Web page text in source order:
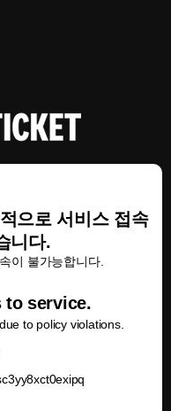
으로 서비스 접속
니다.
이 불가능합니다.
to service.
to policy violations.